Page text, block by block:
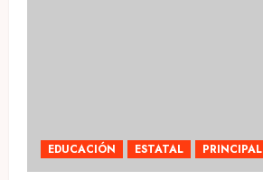
EDUCACIÓN ESTATAL PRINCIPAL